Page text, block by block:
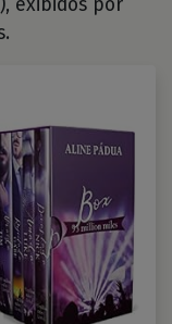
exibidos por